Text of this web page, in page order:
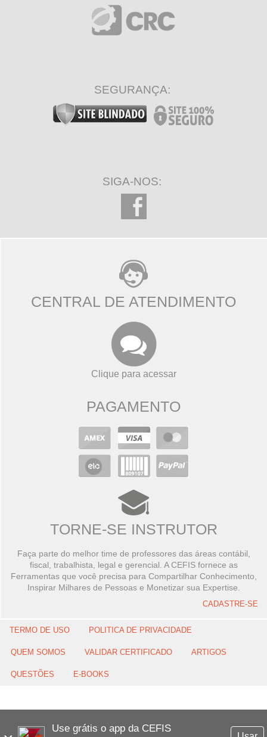
Use grátis o app da CEFIS
SEGURANÇA:
SIGA-NOS:
CENTRAL DE ATENDIMENTO
Clique para acessar
PAGAMENTO
TORNE-SE INSTRUTOR
Faça parte do melhor time de professores das áreas contábil,
fiscal, trabalhista, legal e gerencial. A CEFIS fornece as
Ferramentas que você precisa para Compartilhar Conhecimento,
Inspirar Milhares de Pessoas e Monetizar sua Expertise.
CADASTRE-SE
TERMO DE USO POLITICA DE PRIVACIDADE
QUEM SOMOS VALIDAR CERTIFICADO ARTIGOS
QUESTÕES E-BOOKS